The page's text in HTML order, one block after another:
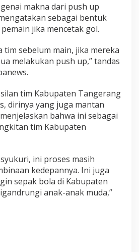
makna dari push up
sebagai bentuk
jika mencetak gol.
tim sebelum main, jika mereka
melakukan push up,” tandas
tim Kabupaten Tangerang
dirinya yang juga mantan
bahwa ini sebagai
tim Kabupaten
ini proses masih
kedepannya. Ini juga
sepak bola di Kabupaten
anak-anak muda,”